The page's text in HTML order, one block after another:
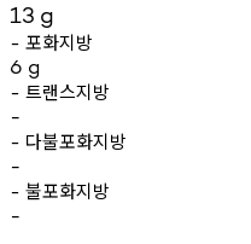
13 g
- 포화지방
6 g
- 트랜스지방
-
- 다불포화지방
-
- 불포화지방
-